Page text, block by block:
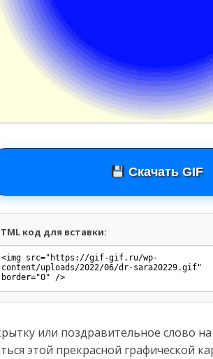
Скачать GIF
код для вставки:
или поздравительное слово
этой прекрасной графической